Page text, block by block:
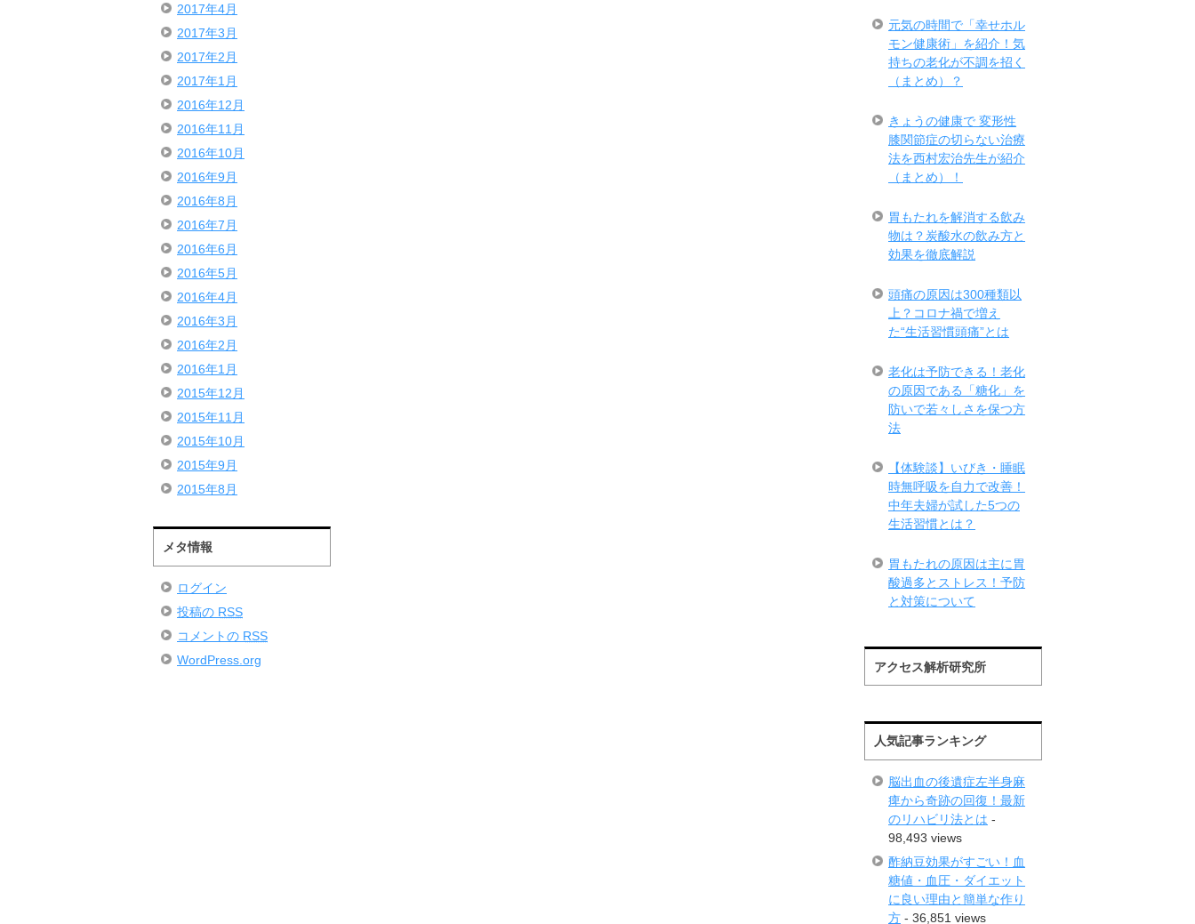
2017年4月
2017年3月
2017年2月
2017年1月
2016年12月
2016年11月
2016年10月
2016年9月
2016年8月
2016年7月
2016年6月
2016年5月
2016年4月
2016年3月
2016年2月
2016年1月
2015年12月
2015年11月
2015年10月
2015年9月
2015年8月
メタ情報
ログイン
投稿の RSS
コメントの RSS
WordPress.org
元気の時間で「幸せホル
モン健康術」を紹介！気
持ちの老化が不調を招く
（まとめ）？
きょうの健康で 変形性
膝関節症の切らない治療
法を西村宏治先生が紹介
（まとめ）！
胃もたれを解消する飲み
物は？炭酸水の飲み方と
効果を徹底解説
頭痛の原因は300種類以
上？コロナ禍で増え
た“生活習慣頭痛”とは
老化は予防できる！老化
の原因である「糖化」を
防いで若々しさを保つ方
法
【体験談】いびき・睡眠
時無呼吸を自力で改善！
中年夫婦が試した5つの
生活習慣とは？
胃もたれの原因は主に胃
酸過多とストレス！予防
と対策について
アクセス解析研究所
人気記事ランキング
脳出血の後遺症左半身麻
痺から奇跡の回復！最新
のリハビリ法とは -
98,493 views
酢納豆効果がすごい！血
糖値・血圧・ダイエット
に良い理由と簡単な作り
方 - 36,851 views